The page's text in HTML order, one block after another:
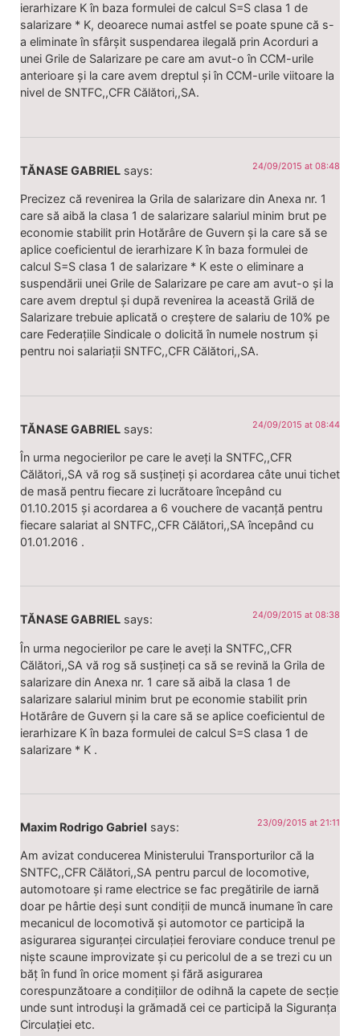
ierarhizare K în baza formulei de calcul S=S clasa 1 de
salarizare * K, deoarece numai astfel se poate spune că s-
a eliminate în sfârșit suspendarea ilegală prin Acorduri a
unei Grile de Salarizare pe care am avut-o în CCM-urile
anterioare și la care avem dreptul și în CCM-urile viitoare la
nivel de SNTFC,,CFR Călători,,SA.
TĂNASE GABRIEL says: 24/09/2015 at 08:48
Precizez că revenirea la Grila de salarizare din Anexa nr. 1
care să aibă la clasa 1 de salarizare salariul minim brut pe
economie stabilit prin Hotărâre de Guvern și la care să se
aplice coeficientul de ierarhizare K în baza formulei de
calcul S=S clasa 1 de salarizare * K este o eliminare a
suspendării unei Grile de Salarizare pe care am avut-o și la
care avem dreptul și după revenirea la această Grilă de
Salarizare trebuie aplicată o creștere de salariu de 10% pe
care Federațiile Sindicale o dolicită în numele nostrum și
pentru noi salariații SNTFC,,CFR Călători,,SA.
TĂNASE GABRIEL says: 24/09/2015 at 08:44
În urma negocierilor pe care le aveți la SNTFC,,CFR
Călători,,SA vă rog să susțineți și acordarea câte unui tichet
de masă pentru fiecare zi lucrătoare începând cu
01.10.2015 și acordarea a 6 vouchere de vacanță pentru
fiecare salariat al SNTFC,,CFR Călători,,SA începând cu
01.01.2016 .
TĂNASE GABRIEL says: 24/09/2015 at 08:38
În urma negocierilor pe care le aveți la SNTFC,,CFR
Călători,,SA vă rog să susțineți ca să se revină la Grila de
salarizare din Anexa nr. 1 care să aibă la clasa 1 de
salarizare salariul minim brut pe economie stabilit prin
Hotărâre de Guvern și la care să se aplice coeficientul de
ierarhizare K în baza formulei de calcul S=S clasa 1 de
salarizare * K .
Maxim Rodrigo Gabriel says: 23/09/2015 at 21:11
Am avizat conducerea Ministerului Transporturilor că la
SNTFC,,CFR Călători,,SA pentru parcul de locomotive,
automotoare și rame electrice se fac pregătirile de iarnă
doar pe hârtie deși sunt condiții de muncă inumane în care
mecanicul de locomotivă și automotor ce participă la
asigurarea siguranței circulației feroviare conduce trenul pe
niște scaune improvizate și cu pericolul de a se trezi cu un
băț în fund în orice moment și fără asigurarea
corespunzătoare a condițiilor de odihnă la capete de secție
unde sunt introduși la grămadă cei ce participă la Siguranța
Circulației etc.